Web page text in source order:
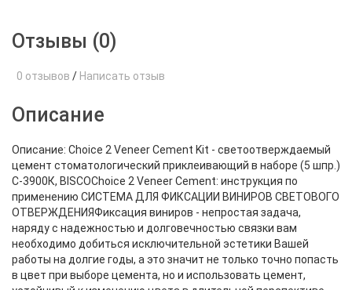
Отзывы (0)
0 отзывов / Написать отзыв
Описание
Описание: Choice 2 Veneer Cement Kit - светоотверждаемый
цемент стоматологический приклеивающий в наборе (5 шпр.)
С-3900К, BISCOChoice 2 Veneer Cement: инструкция по
применению СИСТЕМА ДЛЯ ФИКСАЦИИ ВИНИРОВ СВЕТОВОГО
ОТВЕРЖДЕНИЯФиксация виниров - непростая задача,
наряду с надежностью и долговечностью связки вам
необходимо добиться исключительной эстетики Вашей
работы на долгие годы, а это значит не только точно попасть
в цвет при выборе цемента, но и использовать цемент,